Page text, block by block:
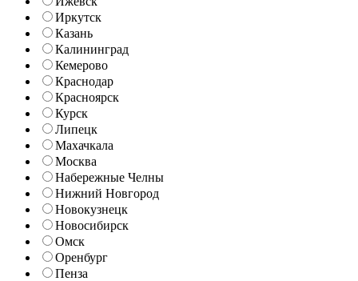
Иркутск
Казань
Калининград
Кемерово
Краснодар
Красноярск
Курск
Липецк
Махачкала
Москва
Набережные Челны
Нижний Новгород
Новокузнецк
Новосибирск
Омск
Оренбург
Пенза